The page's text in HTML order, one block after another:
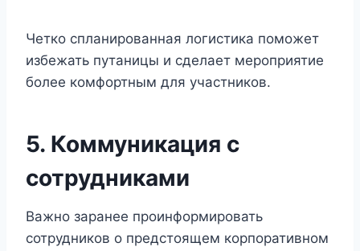
Четко спланированная логистика поможет
избежать путаницы и сделает мероприятие
более комфортным для участников.
5. Коммуникация с
сотрудниками
Важно заранее проинформировать
сотрудников о предстоящем корпоративном